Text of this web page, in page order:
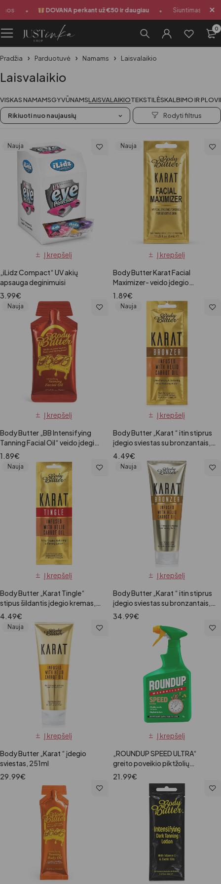
• DOVANA perkant už €50 ir daugiau • Siuntimas 1-3 darbo
0
Pradžia Parduotuvė Namams Laisvalaikio
Laisvalaikio
VISKAS NAMAMSGYVŪNAMSLAISVALAIKIOTEKSTILĖSKALBIMO IR
Rikiuoti nuo naujausių
Nauja
Į krepšelį
„iLidz Compact“ UV akių
apsauga deginimuisi
3.99€
Nauja
Į krepšelį
Body Butter Karat Facial
Maximizer- veido įdegio
losjonas, 5 ml
1.89€
Nauja
Į krepšelį
Body Butter „BB Intensifying
Tanning Facial Oil“ veido įdegio
aliejus, 5 ml
1.89€
Nauja
Į krepšelį
Body Butter „Karat “ itin stiprus
įdegio sviestas su bronzantais,
15ml
4.49€
Nauja
Į krepšelį
Body Butter „Karat Tingle“
stipus šildantis įdegio kremas,
15ml
4.49€
Nauja
Į krepšelį
Body Butter „Karat “ itin stiprus
įdegio sviestas su bronzantais,
251ml
34.99€
Nauja
Į krepšelį
Body Butter „Karat “ įdegio
sviestas, 251ml
29.99€
Į krepšelį
„ROUNDUP SPEED ULTRA“
greito poveikio piktžolių
naikiklis, 1 l
21.99€